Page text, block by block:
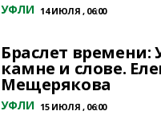
УФЛИ 14 ИЮЛЯ , 06:00
Браслет времени:
камне и слове.
Мещерякова
УФЛИ 15 ИЮЛЯ , 06:00